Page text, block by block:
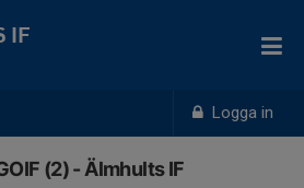
Logga in
IF
(2) - Älmhults IF